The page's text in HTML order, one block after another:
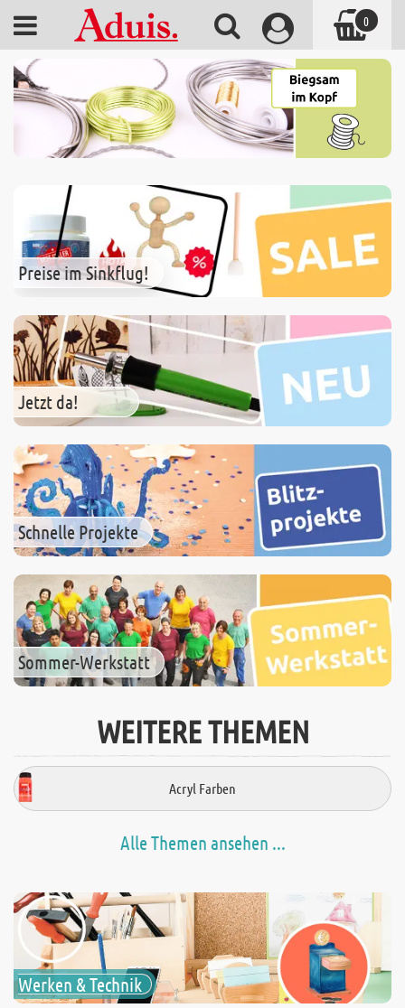
Preise im Sinkflug!
Jetzt da!
Schnelle Projekte
Sommer-Werkstatt
WEITERE THEMEN
Acryl Farben
Alle Themen ansehen ...
Werken & Technik
0